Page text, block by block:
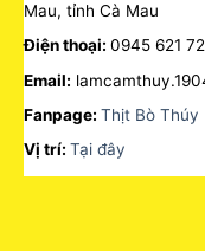
Mau, tỉnh Cà Mau
Điện thoại: 0945 621
Email:
Fanpage: Thịt Bò Thúy
Vị trí: Tại đây